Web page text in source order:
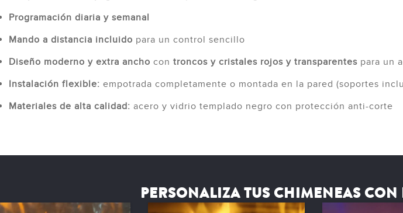
Programación diaria y semanal
Mando a distancia incluido para un control sencillo
Diseño moderno y extra ancho con troncos y cristales rojos y transparentes para un
Instalación flexible: empotrada completamente o montada en la pared (soportes
Materiales de alta calidad: acero y vidrio templado negro con protección anti-corte
PERSONALIZA TUS CHIMENEAS CON